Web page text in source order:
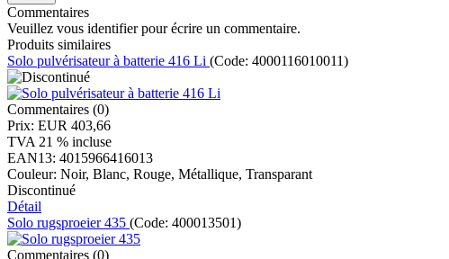
Commentaires
Veuillez vous identifier pour écrire un commentaire.
Produits similaires
Solo pulvérisateur à batterie 416 Li (Code: 4000116010011)
Commentaires (0)
Prix: EUR 403,66
TVA 21 % incluse
EAN13: 4015966416013
Couleur: Noir, Blanc, Rouge, Métallique, Transparant
Discontinué
Détail
Solo rugsproeier 435 (Code: 400013501)
Commentaires (0)